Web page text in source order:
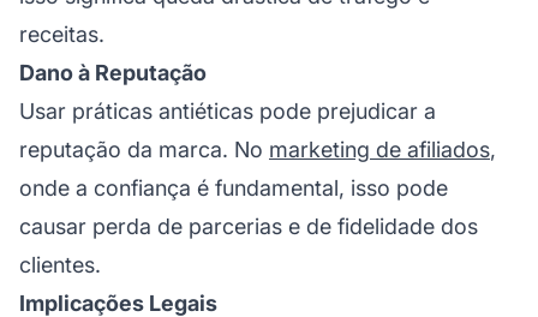
receitas.
Dano à Reputação
Usar práticas antiéticas pode prejudicar a
reputação da marca. No marketing de afiliados,
onde a confiança é fundamental, isso pode
causar perda de parcerias e de fidelidade dos
clientes.
Implicações Legais